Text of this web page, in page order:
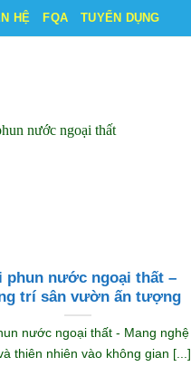
HỆ FQA TUYỂN DỤNG
phun nước ngoại thất –
trí sân vườn ấn tượng
nước ngoại thất - Mang nghệ
thiên nhiên vào không gian [...]